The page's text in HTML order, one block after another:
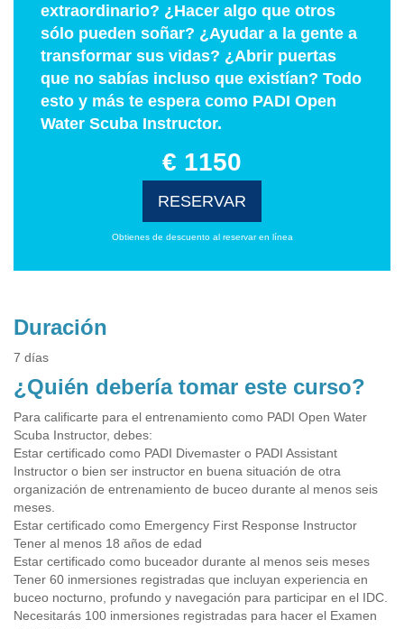
extraordinario? ¿Hacer algo que otros
sólo pueden soñar? ¿Ayudar a la gente a
transformar sus vidas? ¿Abrir puertas
que no sabías incluso que existían? Todo
esto y más te espera como PADI Open
Water Scuba Instructor.
€ 1150
RESERVAR
Obtienes de descuento al reservar en línea
Duración
7 días
¿Quién debería tomar este curso?
Para calificarte para el entrenamiento como PADI Open Water
Scuba Instructor, debes:
Estar certificado como PADI Divemaster o PADI Assistant
Instructor o bien ser instructor en buena situación de otra
organización de entrenamiento de buceo durante al menos seis
meses.
Estar certificado como Emergency First Response Instructor
Tener al menos 18 años de edad
Estar certificado como buceador durante al menos seis meses
Tener 60 inmersiones registradas que incluyan experiencia en
buceo nocturno, profundo y navegación para participar en el IDC.
Necesitarás 100 inmersiones registradas para hacer el Examen